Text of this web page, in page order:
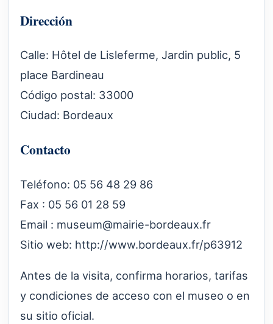
Dirección
Calle: Hôtel de Lisleferme, Jardin public, 5
place Bardineau
Código postal: 33000
Ciudad: Bordeaux
Contacto
Teléfono: 05 56 48 29 86
Fax : 05 56 01 28 59
Email : museum@mairie-bordeaux.fr
Sitio web: http://www.bordeaux.fr/p63912
Antes de la visita, confirma horarios, tarifas
y condiciones de acceso con el museo o en
su sitio oficial.